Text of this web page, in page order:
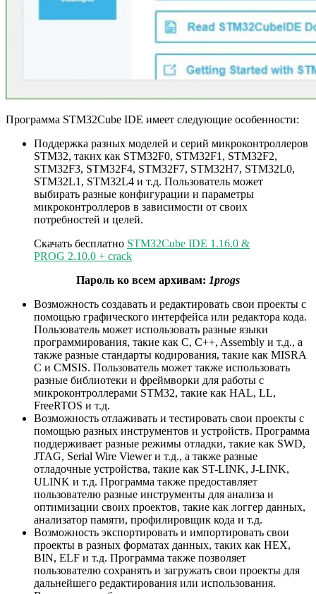
Программа STM32Cube IDE имеет следующие особенности:
Поддержка разных моделей и серий микроконтроллеров
STM32, таких как STM32F0, STM32F1, STM32F2,
STM32F3, STM32F4, STM32F7, STM32H7, STM32L0,
STM32L1, STM32L4 и т.д. Пользователь может
выбирать разные конфигурации и параметры
микроконтроллеров в зависимости от своих
потребностей и целей.
Скачать бесплатно STM32Cube IDE 1.16.0 &
PROG 2.10.0 + crack
Пароль ко всем архивам: 1progs
Возможность создавать и редактировать свои проекты с
помощью графического интерфейса или редактора кода.
Пользователь может использовать разные языки
программирования, такие как C, C++, Assembly и т.д., а
также разные стандарты кодирования, такие как MISRA
C и CMSIS. Пользователь может также использовать
разные библиотеки и фреймворки для работы с
микроконтроллерами STM32, такие как HAL, LL,
FreeRTOS и т.д.
Возможность отлаживать и тестировать свои проекты с
помощью разных инструментов и устройств. Программа
поддерживает разные режимы отладки, такие как SWD,
JTAG, Serial Wire Viewer и т.д., а также разные
отладочные устройства, такие как ST-LINK, J-LINK,
ULINK и т.д. Программа также предоставляет
пользователю разные инструменты для анализа и
оптимизации своих проектов, такие как логгер данных,
анализатор памяти, профилировщик кода и т.д.
Возможность экспортировать и импортировать свои
проекты в разных форматах данных, таких как HEX,
BIN, ELF и т.д. Программа также позволяет
пользователю сохранять и загружать свои проекты для
дальнейшего редактирования или использования.